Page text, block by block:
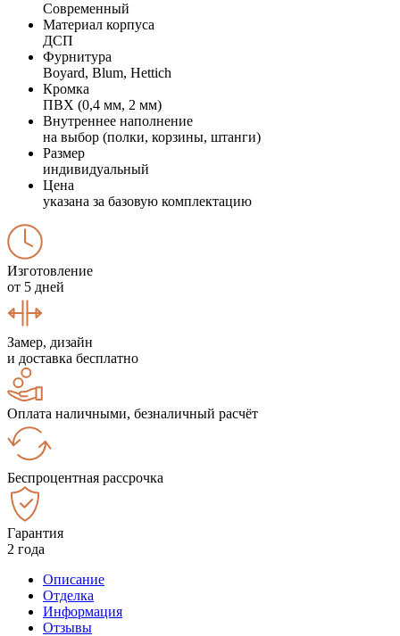
Современный
Материал корпуса
ДСП
Фурнитура
Boyard, Blum, Hettich
Кромка
ПВХ (0,4 мм, 2 мм)
Внутреннее наполнение
на выбор (полки, корзины, штанги)
Размер
индивидуальный
Цена
указана за базовую комплектацию
Изготовление
от 5 дней
Замер, дизайн
и доставка бесплатно
Оплата наличными, безналичный расчёт
Беспроцентная рассрочка
Гарантия
2 года
Описание
Отделка
Информация
Отзывы